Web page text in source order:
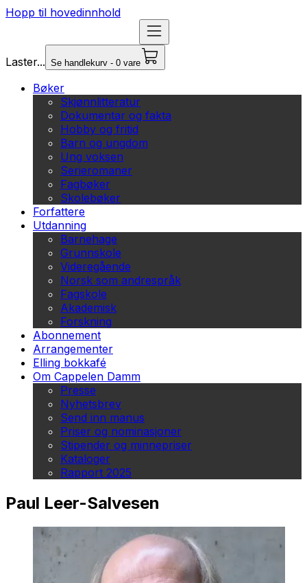
Hopp til hovedinnhold
Laster... Se handlekurv - 0 vare
Bøker
Skjønnlitteratur
Dokumentar og fakta
Hobby og fritid
Barn og ungdom
Ung voksen
Serieromaner
Fagbøker
Skolebøker
Forfattere
Utdanning
Barnehage
Grunnskole
Videregående
Norsk som andrespråk
Fagskole
Akademisk
Forskning
Abonnement
Arrangementer
Elling bokkafé
Om Cappelen Damm
Presse
Nyhetsbrev
Send inn manus
Priser og nominasjoner
Stipender og minnepriser
Kataloger
Rapport 2025
Paul Leer-Salvesen